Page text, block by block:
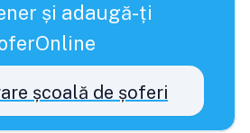
și adaugă-ți
școală de șoferi